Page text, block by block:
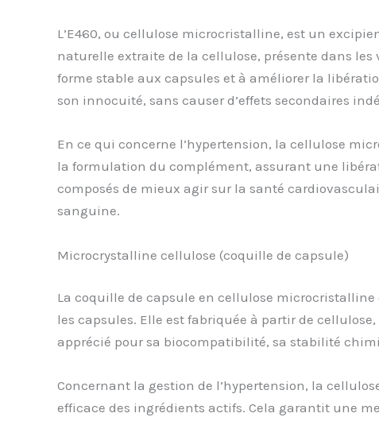
L’E460, ou cellulose microcristalline, est un
naturelle extraite de la cellulose, présente dans
forme stable aux capsules et à améliorer la
son innocuité, sans causer d’effets secondaires
En ce qui concerne l’hypertension, la cellulose
la formulation du complément, assurant une
composés de mieux agir sur la santé
sanguine.
Microcrystalline cellulose (coquille de capsule)
La coquille de capsule en cellulose
les capsules. Elle est fabriquée à partir de
apprécié pour sa biocompatibilité, sa stabilité
Concernant la gestion de l’hypertension, la
efficace des ingrédients actifs. Cela garantit une